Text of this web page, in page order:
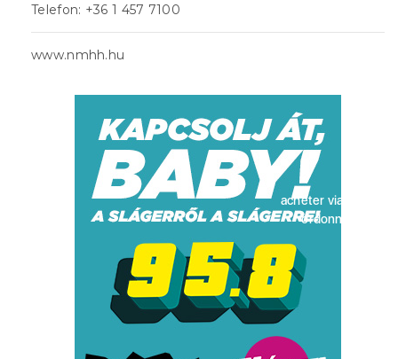
Telefon: +36 1 457 7100
www.nmhh.hu
acheter viagra sans
ordonnance